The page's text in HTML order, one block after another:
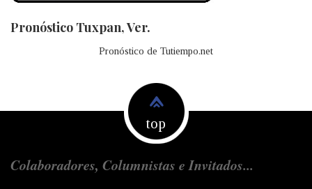
Pronóstico Tuxpan, Ver.
Pronóstico de Tutiempo.net
top
Colaboradores, Columnistas e Invitados...